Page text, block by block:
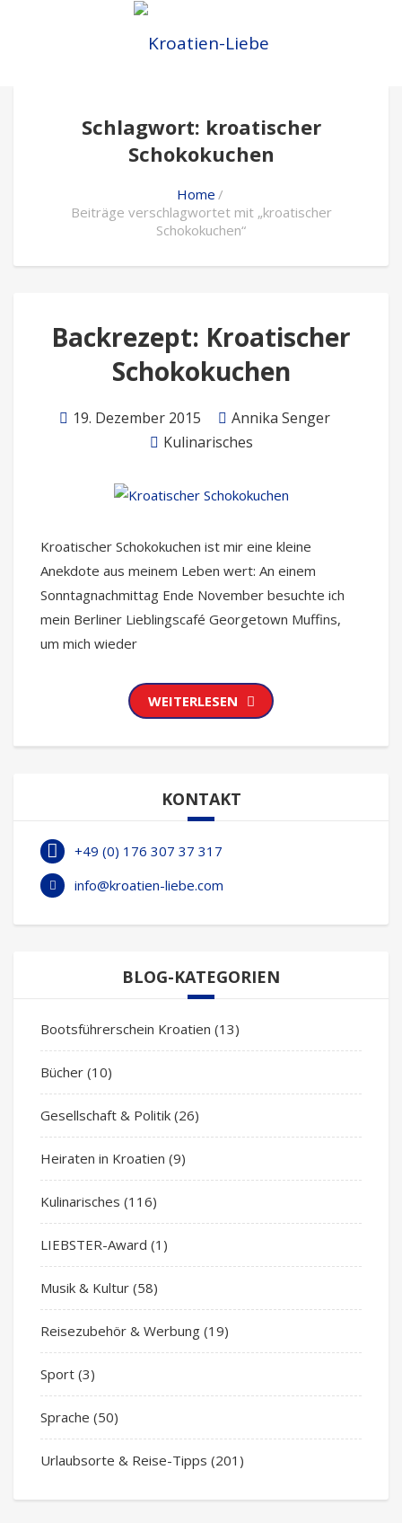
Schlagwort: kroatischer
Schokokuchen
Home
Beiträge verschlagwortet mit „kroatischer
Schokokuchen“
Backrezept: Kroatischer
Schokokuchen
19. Dezember 2015
Annika Senger
Kulinarisches
Kroatischer Schokokuchen ist mir eine kleine
Anekdote aus meinem Leben wert: An einem
Sonntagnachmittag Ende November besuchte ich
mein Berliner Lieblingscafé Georgetown Muffins,
um mich wieder
WEITERLESEN
KONTAKT
+49 (0) 176 307 37 317
info@kroatien-liebe.com
BLOG-KATEGORIEN
Bootsführerschein Kroatien (13)
Bücher (10)
Gesellschaft & Politik (26)
Heiraten in Kroatien (9)
Kulinarisches (116)
LIEBSTER-Award (1)
Musik & Kultur (58)
Reisezubehör & Werbung (19)
Sport (3)
Sprache (50)
Urlaubsorte & Reise-Tipps (201)